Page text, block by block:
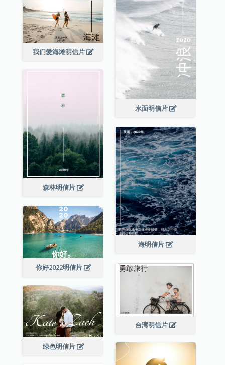
我们爱海滩明信片
水面明信片
森林明信片
海明信片
你好2022明信片
台湾明信片
绿色明信片